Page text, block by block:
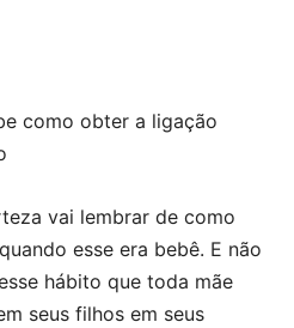
como obter a ligação
vai lembrar de como
esse era bebê. E não
hábito que toda mãe
seus filhos em seus